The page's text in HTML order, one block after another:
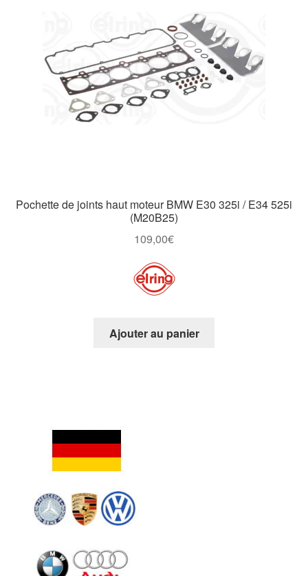
Pochette de joints haut moteur BMW E30 325i / E34 525i
(M20B25)
109,00€
Ajouter au panier